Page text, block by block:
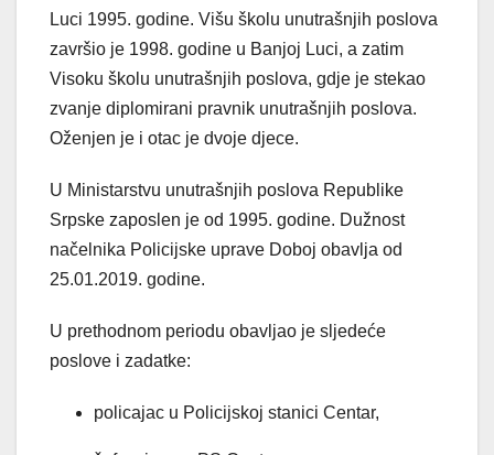
Luci 1995. godine. Višu školu unutrašnjih poslova
završio je 1998. godine u Banjoj Luci, a zatim
Visoku školu unutrašnjih poslova, gdje je stekao
zvanje diplomirani pravnik unutrašnjih poslova.
Oženjen je i otac je dvoje djece.
U Ministarstvu unutrašnjih poslova Republike
Srpske zaposlen je od 1995. godine. Dužnost
načelnika Policijske uprave Doboj obavlja od
25.01.2019. godine.
U prethodnom periodu obavljao je sljedeće
poslove i zadatke:
policajac u Policijskoj stanici Centar,